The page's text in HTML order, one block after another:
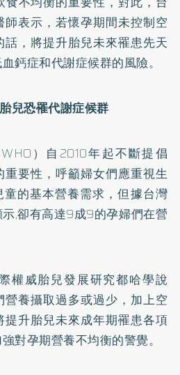
表示，若懷孕期間未控制空
，將提升胎兒未來罹患先天
鈣症和代謝症候群的風險。
兒恐罹代謝症候群
）自2010年起不斷提倡
重要性，呼籲婦女們應重視生
的基本營養需求，但據台灣
,卻有高達9成9的孕婦們在營
權威胎兒發展研究都哈學說
營養攝取過多或過少，加上空
升胎兒未來成年期罹患各項
對孕期營養不均衡的警覺。